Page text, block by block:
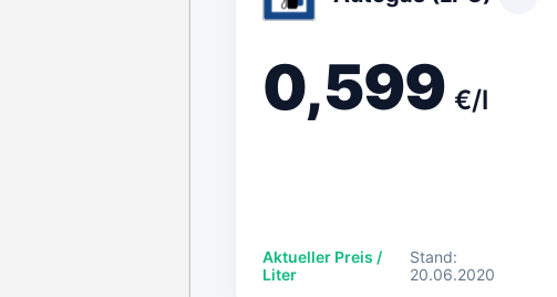
0,599 €/l
Aktueller Preis /
Liter
Stand:
20.06.2020